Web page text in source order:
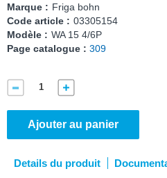
Marque : Friga bohn
Code article : 03305154
Modèle : WA 15 4/6P
Page catalogue : 309
Ajouter au panier
Details du produit